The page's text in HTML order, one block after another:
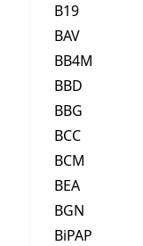
B19
BAV
BB4M
BBD
BBG
BCC
BCM
BEA
BGN
BiPAP